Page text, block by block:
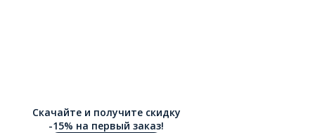
Скачайте и получите скидку
-15% на первый заказ!